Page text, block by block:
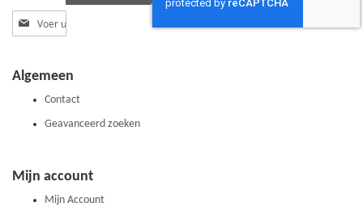
Abonneer
u
nieuwsbrief
Algemeen
Contact
Geavanceerd zoeken
Mijn account
Mijn Account